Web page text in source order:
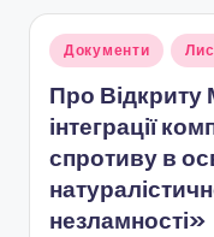
а
л
ь
н
о
-
Опубліковано
Документи
Про
інтеграції
спротиву в
незламності»